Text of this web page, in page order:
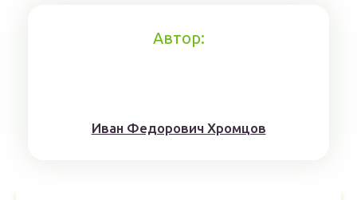
Автор:
Иван Федорович Хромцов